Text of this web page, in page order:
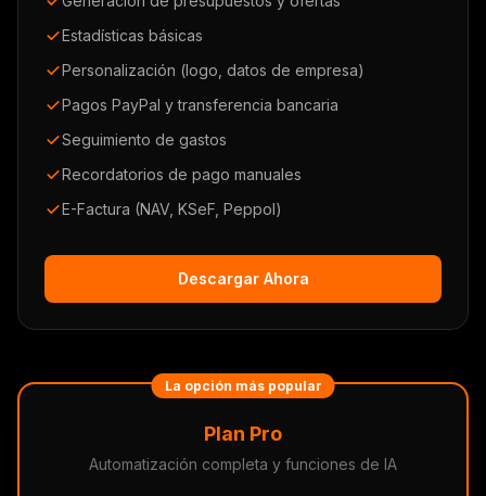
Estadísticas básicas
Personalización (logo, datos de empresa)
Pagos PayPal y transferencia bancaria
Seguimiento de gastos
Recordatorios de pago manuales
E-Factura (NAV, KSeF, Peppol)
Descargar Ahora
La opción más popular
Plan Pro
Automatización completa y funciones de IA